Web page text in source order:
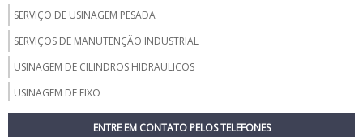
SERVIÇO DE USINAGEM PESADA
SERVIÇOS DE MANUTENÇÃO INDUSTRIAL
USINAGEM DE CILINDROS HIDRAULICOS
USINAGEM DE EIXO
ENTRE EM CONTATO PELOS TELEFONES